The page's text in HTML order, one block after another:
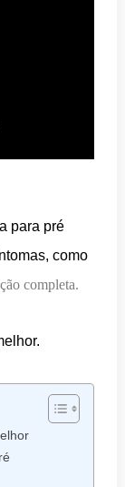
para pré
como
completa.